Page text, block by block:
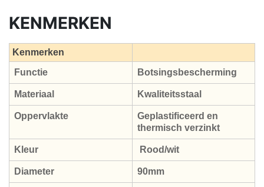
KENMERKEN
Kenmerken
Functie
Botsingsbescherming
Materiaal Kwaliteitsstaal
Oppervlakte
Geplastificeerd en
thermisch verzinkt
Kleur Rood/wit
Diameter 90mm